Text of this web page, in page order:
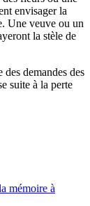
envisager la
Une veuve ou un
la stèle de
demandes des
suite à la perte
mémoire à